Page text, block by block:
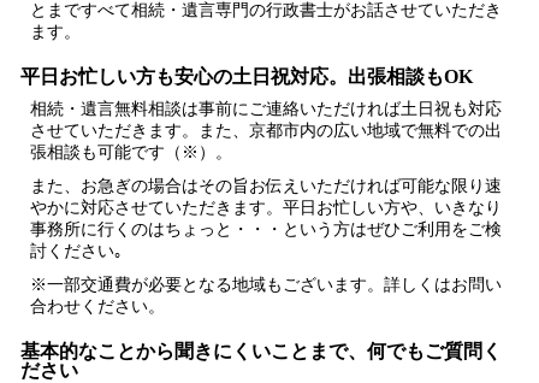
とまですべて相続・遺言専門の行政書士がお話させていただき
ます。
平日お忙しい方も安心の土日祝対応。出張相談もOK
相続・遺言無料相談は事前にご連絡いただければ土日祝も対応
させていただきます。また、京都市内の広い地域で無料での出
張相談も可能です（※）。
また、お急ぎの場合はその旨お伝えいただければ可能な限り速
やかに対応させていただきます。平日お忙しい方や、いきなり
事務所に行くのはちょっと・・・という方はぜひご利用をご検
討ください｡
※一部交通費が必要となる地域もございます。詳しくはお問い
合わせください。
基本的なことから聞きにくいことまで、何でもご質問く
ださい